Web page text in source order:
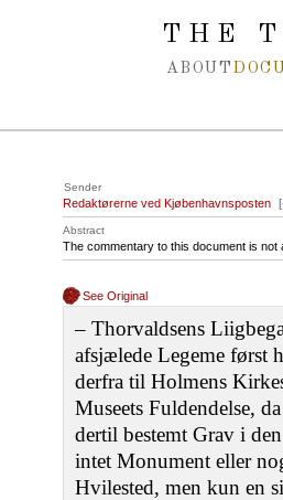
Spring navigation over
THE
ABOUT
Sender
Redaktørerne ved Kjøbenhavnsposten [
Abstract
The commentary to this document is not
See Original
‒ Thorvaldsens
afsjælede Legeme først
derfra til Holmens
Museets Fuldendelse,
dertil bestemt Grav i
intet Monument eller
Hvilested, men kun en